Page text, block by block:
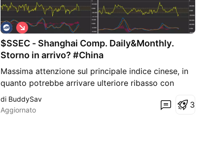
$SSEC - Shanghai Comp. Daily&Monthly.
Storno in arrivo? #China
Massima attenzione sul principale indice cinese, in
quanto potrebbe arrivare ulteriore ribasso con
possibile target verso 2500 pt, circa. Il governo
cinese sta facendo di tutto per reggere il tutto ma
S
h
o
t
di BuddySav
Aggiornato
3